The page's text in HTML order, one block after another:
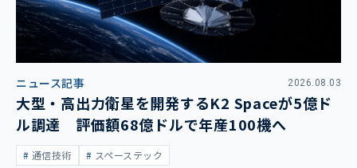
ニュース記事 2026.08.03
大型・高出力衛星を開発するK2 Spaceが5億ド
ル調達 評価額68億ドルで年産100機へ
通信技術 スペーステック